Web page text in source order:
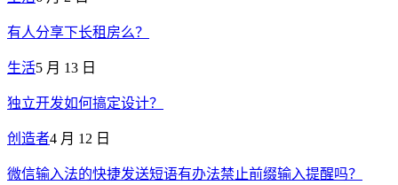
有人分享下长租房么？
生活5 月 13 日
独立开发如何搞定设计？
创造者4 月 12 日
微信输入法的快捷发送短语有办法禁止前缀输入提醒吗？